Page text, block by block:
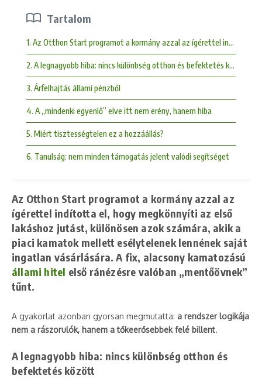
Tartalom
1. Az Otthon Start programot a kormány azzal az ígérettel indította
2. A legnagyobb hiba: nincs különbség otthon és befektetés között
3. Árfelhajtás állami pénzből
4. A „mindenki egyenlő” elve itt nem erény, hanem hiba
5. Miért tisztességtelen ez a hozzáállás?
6. Tanulság: nem minden támogatás jelent valódi segítséget
Az Otthon Start programot a kormány azzal az
ígérettel indította el, hogy megkönnyíti az első
lakáshoz jutást, különösen azok számára, akik a
piaci kamatok mellett esélytelenek lennének saját
ingatlan vásárlására. A fix, alacsony kamatozású
állami hitel első ránézésre valóban „mentőövnek”
tűnt.
A gyakorlat azonban gyorsan megmutatta: a rendszer logikája
nem a rászorulók, hanem a tőkeerősebbek felé billent.
A legnagyobb hiba: nincs különbség otthon és
befektetés között